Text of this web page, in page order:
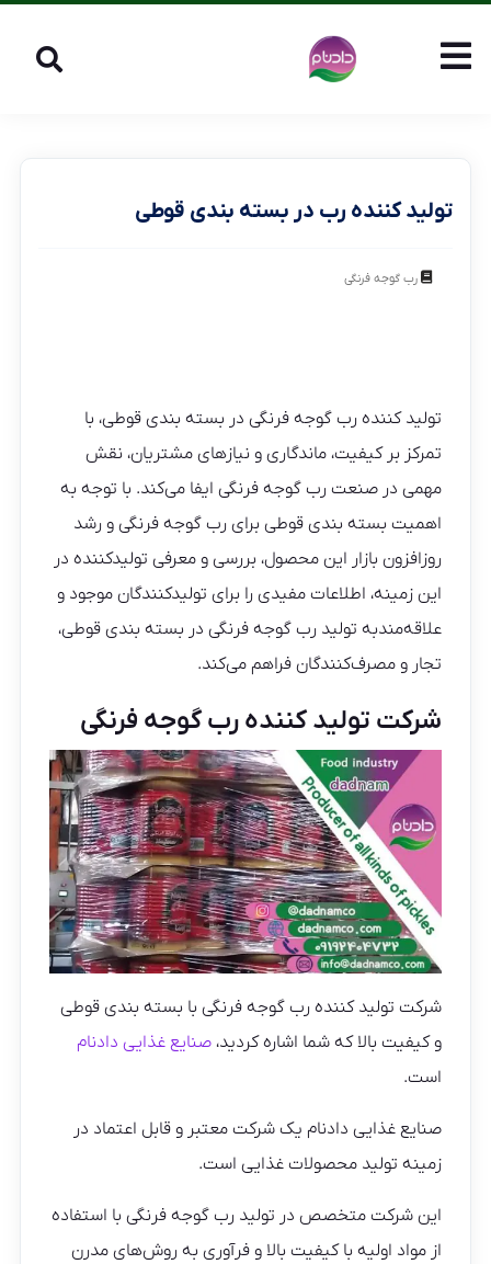
تولید کننده رب در بسته بندی قوطی
رب گوجه فرنگی
تولید کننده رب گوجه فرنگی در بسته بندی قوطی، با
تمرکز بر کیفیت، ماندگاری و نیازهای مشتریان، نقش
مهمی در صنعت رب گوجه فرنگی ایفا می‌کند. با توجه به
اهمیت بسته بندی قوطی برای رب گوجه فرنگی و رشد
روزافزون بازار این محصول، بررسی و معرفی تولیدکننده در
این زمینه، اطلاعات مفیدی را برای تولیدکنندگان موجود و
علاقه‌مندبه تولید رب گوجه فرنگی در بسته بندی قوطی،
تجار و مصرف‌کنندگان فراهم می‌کند.
شرکت تولید کننده رب گوجه فرنگی
شرکت تولید کننده رب گوجه فرنگی با بسته بندی قوطی
و کیفیت بالا که شما اشاره کردید، صنایع غذایی دادنام
است.
صنایع غذایی دادنام یک شرکت معتبر و قابل اعتماد در
زمینه تولید محصولات غذایی است.
این شرکت متخصص در تولید رب گوجه فرنگی با استفاده
از مواد اولیه با کیفیت بالا و فرآوری به روش‌های مدرن